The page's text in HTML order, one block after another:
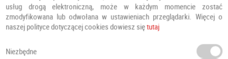
usług drogą elektroniczną, może w każdym momencie zostać
zmodyfikowana lub odwołana w ustawieniach przeglądarki. Więcej o
naszej polityce dotyczącej cookies dowiesz siętutaj
Niezbędne